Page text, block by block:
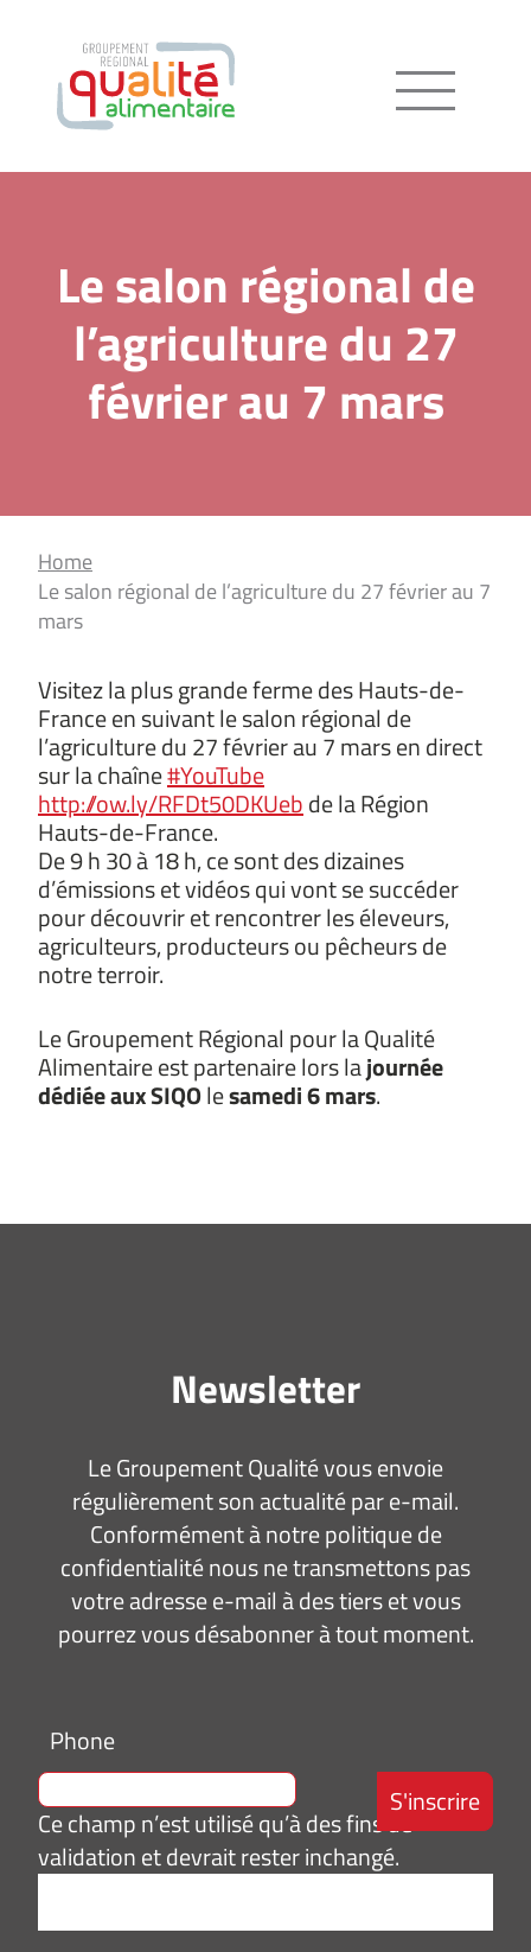
Menu
Le salon régional de
l’agriculture du 27
février au 7 mars
Home
Le salon régional de l’agriculture du 27 février au 7
mars
Visitez la plus grande ferme des Hauts-de-
France en suivant le salon régional de
l’agriculture du 27 février au 7 mars en direct
sur la chaîne#YouTube
http://ow.ly/RFDt50DKUebde la Région
Hauts-de-France.
De 9 h 30 à 18 h, ce sont des dizaines
d’émissions et vidéos qui vont se succéder
pour découvrir et rencontrer les éleveurs,
agriculteurs, producteurs ou pêcheurs de
notre terroir.
Le Groupement Régional pour la Qualité
Alimentaire est partenaire lors lajournée
dédiée aux SIQOlesamedi 6 mars.
Newsletter
Le Groupement Qualité vous envoie
régulièrement son actualité par e-mail.
Conformément à notre politique de
confidentialité nous ne transmettons pas
votre adresse e-mail à des tiers et vous
pourrez vous désabonner à tout moment.
Phone
Ce champ n’est utilisé qu’à des fins de
validation et devrait rester inchangé.
e-